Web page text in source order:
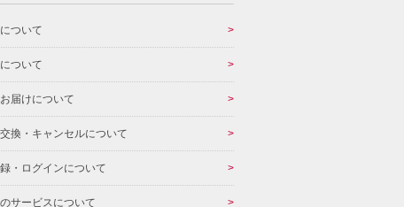
ついて
ついて
届けについて
換・キャンセルについて
・ログインについて
サービスについて